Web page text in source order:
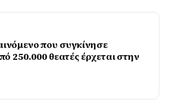
που συγκίνησε
250.000 θεατές έρχεται στην